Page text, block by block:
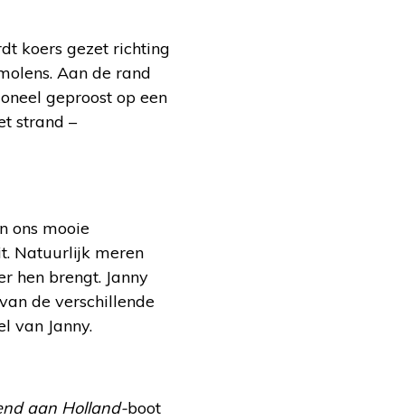
koers gezet richting
Aan de rand
geproost op een
strand –
ons mooie
Natuurlijk meren
hen brengt. Janny
de verschillende
van Janny.
aan Holland-boot